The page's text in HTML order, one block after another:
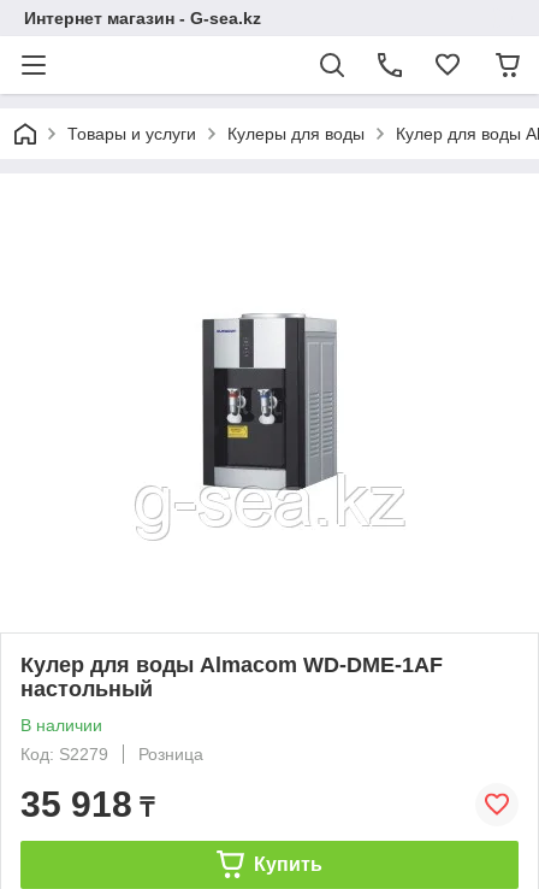
Интернет магазин - G-sea.kz
Товары и услуги Кулеры для воды Кулер для воды
Кулер для воды Almacom WD-DME-1AF
настольный
В наличии
Код: S2279
Розница
35 918 ₸
Купить